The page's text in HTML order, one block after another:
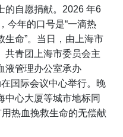
的自愿捐献。2026 年6
今年的口号是“一滴热
生命”。当日，由上海市
共青团上海市委员会主
液管理办公室承办
国际会议中心举行。晚
中心大厦等城市地标同
用热血挽救生命的无偿献